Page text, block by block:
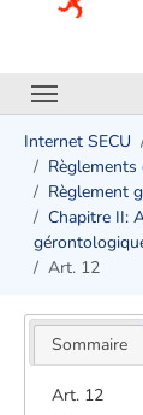
Internet SECU
Règlement
Chapitre II:
Art. 12
Sommaire
Art. 12